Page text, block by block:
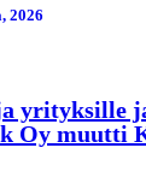
2026
yrityksille
Oy muutti